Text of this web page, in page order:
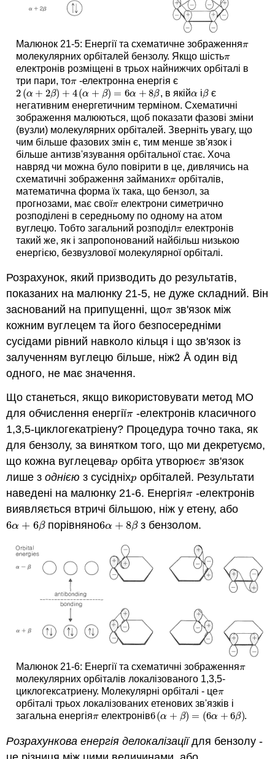
Малюнок 21-5: Енергії та схематичне зображенняπ
π
молекулярних орбіталей бензолу. Якщо шістьπ
π
електронів розміщені в трьох найнижчих орбіталі в
три пари, тоπ
π-електронна енергія є
2 (α + 2β) + 4(α + β) = 6α + 8β
2 (α+ 2β)+4 (α+β)= 6α +8 β , в якійα
α іβ
βє
негативним енергетичним терміном. Схематичні
зображення малюються, щоб показати фазові зміни
(вузли) молекулярних орбіталей. Зверніть увагу, що
чим більше фазових змін є, тим менше зв'язок і
більше антизв'язування орбітальної стає. Хоча
навряд чи можна було повірити в це, дивлячись на
схематичні зображення займанихπ
πорбіталів,
математична форма їх така, що бензол, за
прогнозами, має своїπ
πелектрони симетрично
розподілені в середньому по одному на атом
вуглецю. Тобто загальний розподілπ
πелектронів
такий же, як і запропонований найбільш низькою
енергією, безвузлової молекулярної орбіталі.
Розрахунок, який призводить до результатів,
показаних на малюнку 21-5, не дуже складний. Він
заснований на припущенні, щоπ
π зв'язок між
кожним вуглецем та його безпосередніми
сусідами рівний навколо кільця і що зв'язок із
залученням вуглецю більше, ніж2
2 Å один від
одного, не має значення.
Що станеться, якщо використовувати метод МО
для обчислення енергіїπ
π -електронів класичного
1,3,5-циклогекатріену? Процедура точно така, як
для бензолу, за винятком того, що ми декретуємо,
що кожна вуглецеваp
p орбіта утворюєπ
πзв'язок
лише зоднією з сусідніхp
p орбіталей. Результати
наведені на малюнку 21-6. Енергіяπ
π -електронів
виявляється втричі більшою, ніж у етену, або
6α + 6β
6α +6 β порівняно6α + 8β
6α+8 β з бензолом.
Малюнок 21-6: Енергії та схематичні зображенняπ
π
молекулярних орбіталів локалізованого 1,3,5-
циклогексатриену. Молекулярні орбіталі - цеπ
π
орбіталі трьох локалізованих етенових зв'язків і
загальна енергіяπ
πелектронів6(α + β) = (6α + 6β)
6(α+ β) =(6α+6β) .
Розрахункова енергія делокалізаціїдля бензолу -